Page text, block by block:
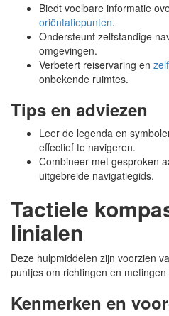
Biedt voelbare informatie
oriëntatiepunten.
Ondersteunt zelfstandige
omgevingen.
Verbetert reiservaring en
onbekende ruimtes.
Tips en adviezen
Leer de legenda en
effectief te navigeren.
Combineer met gesproken
uitgebreide navigatiegids.
Tactiele
linialen
Deze hulpmiddelen zijn voorzien
puntjes om richtingen en
Kenmerken en